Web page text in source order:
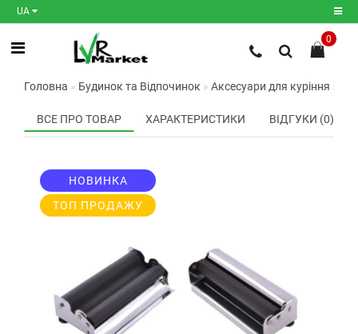
UA
Реєстрація
Авторизація
Мої
закладки0
0
Головна Будинок та Відпочинок Аксесуари для куріння
ВСЕ ПРО ТОВАР ХАРАКТЕРИСТИКИ ВІДГУКИ (0)
НОВИНКА
ТОП ПРОДАЖУ